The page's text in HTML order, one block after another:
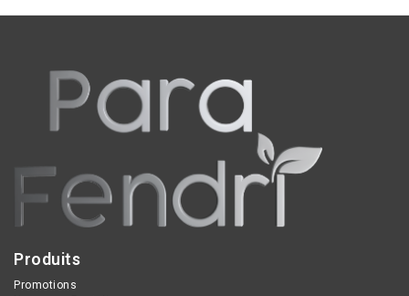
Produits
Promotions